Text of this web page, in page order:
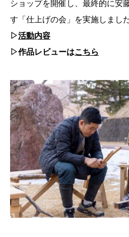
ショップを開催し、最終的に安
す「仕上げの会」を実施しました
▷活動内容
▷作品レビューはこちら